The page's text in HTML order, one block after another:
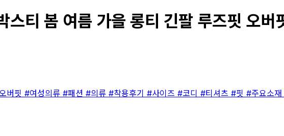
스티 봄 여름 가을 롱티 긴팔 루즈핏 오
버핏 #여성의류 #패션 #의류 #착용후기 #사이즈 #코디 #티셔츠 #핏 #주요소재